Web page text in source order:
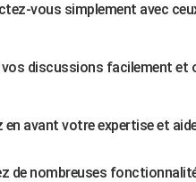
vous simplement avec
vos discussions facilement et
en avant votre expertise et
de nombreuses